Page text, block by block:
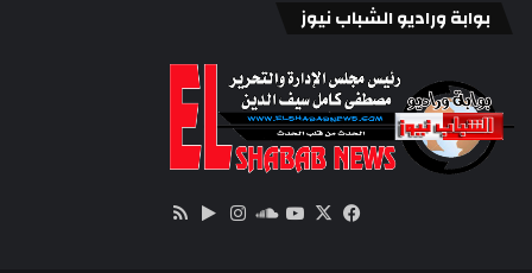
بوابة وراديو الشباب نيوز
فيسبوك
‫X
‫YouTube
ساوندانستقرام‏Google